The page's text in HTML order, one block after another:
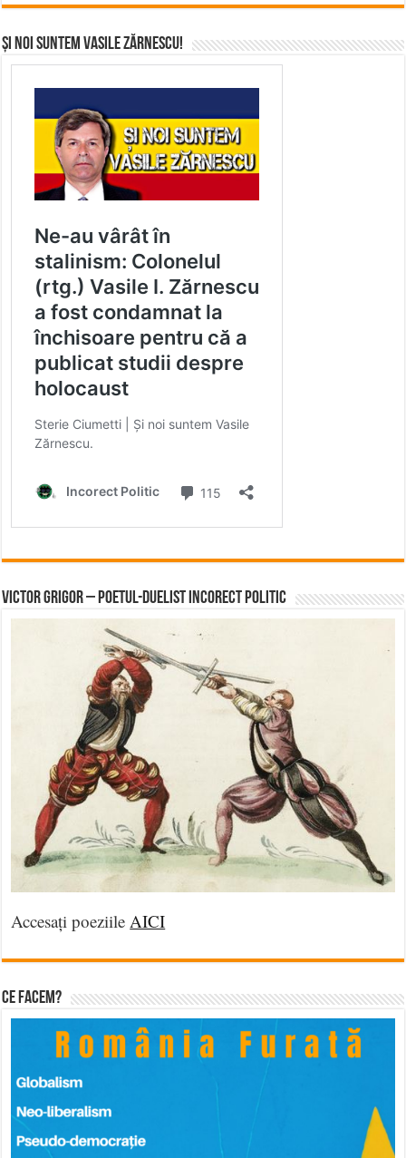
Și noi suntem Vasile Zărnescu!
Victor Grigor – Poetul-Duelist Incorect Politic
Accesați poeziile AICI
Ce facem?